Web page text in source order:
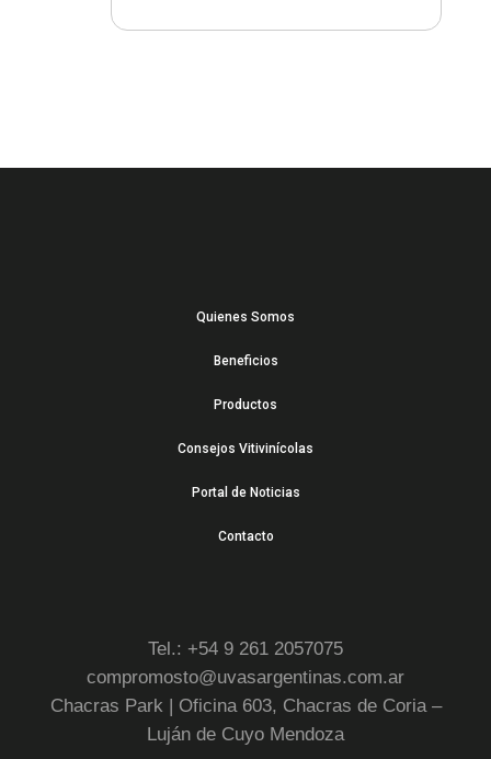
Quienes Somos
Beneficios
Productos
Consejos Vitivinícolas
Portal de Noticias
Contacto
Tel.: +54 9 261 2057075
compromosto@uvasargentinas.com.ar
Chacras Park | Oficina 603, Chacras de Coria –
Luján de Cuyo Mendoza